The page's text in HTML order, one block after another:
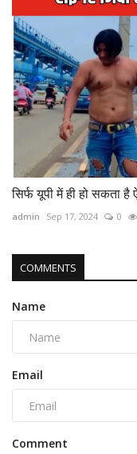
सिर्फ यूपी में ही हो सकता
admin Sep 17, 2024 0
COMMENTS
Name
Email
Comment